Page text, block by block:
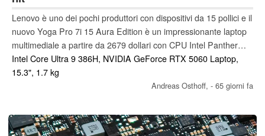
Lenovo è uno dei pochi produttori con dispositivi da 15 pollici e il
nuovo Yoga Pro 7i 15 Aura Edition è un impressionante laptop
multimediale a partire da 2679 dollari con CPU Intel Panther
Lake, GPU GeForce RTX 5060, 32 GB di RAM e uno splendido
touchscreen OLED da 165 Hz.
Intel Core Ultra 9 386H, NVIDIA GeForce RTX 5060 Laptop,
15.3", 1.7 kg
Andreas Osthoff, - 65 giorni fa